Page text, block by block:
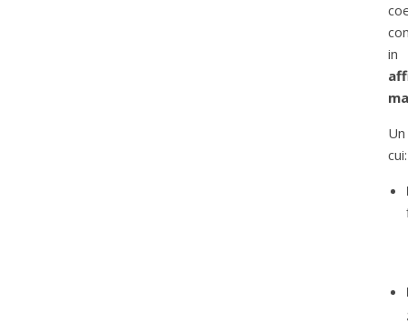
in
Un
cui: